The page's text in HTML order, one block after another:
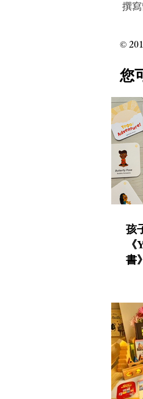
撰
您
孩
書
©